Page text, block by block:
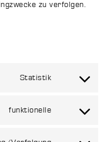
zu verfolgen.
Statistik
funktionelle